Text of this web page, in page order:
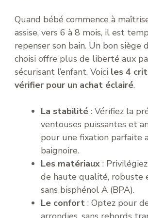
Quand bébé commence à
assise, vers 6 à 8 mois, il est
repenser son bain. Un bon siège
choisi offre plus de liberté aux
sécurisant l’enfant. Voici les 4
vérifier pour un achat éclairé.
La stabilité : Vérifiez la
ventouses puissantes et
pour une fixation parfaite
baignoire.
Les matériaux :
de haute qualité, robuste
sans bisphénol A (BPA).
Le confort : Optez pour